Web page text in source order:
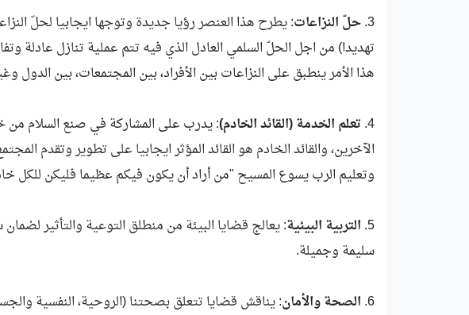
3. حلّ النزاعات: يطرح هذا العنصر رؤيا جديدة وتوجها ايجابيا لحلّ
تهديدا) من اجل الحلّ السلمي العادل الذي فيه تتم عملية تنازل عادلة
هذا الأمر ينطبق على النزاعات بين الأفراد، بين المجتمعات، بين الدول
4. تعلم الخدمة (القائد الخادم): يدرب على المشاركة في صنع السلام من
الآخرين، والقائد الخادم هو القائد المؤثر ايجابيا على تطوير وتقدم
وتعليم الرب يسوع المسيح "من أراد أن يكون فيكم عظيما فليكن للكل
5. التربية البيئية: يعالج قضايا البيئة من منطلق التوعية والتأثير
سليمة وجميلة.
6. الصحة والأمان: يناقش قضايا تتعلق بصحتنا (الروحية، النفسية